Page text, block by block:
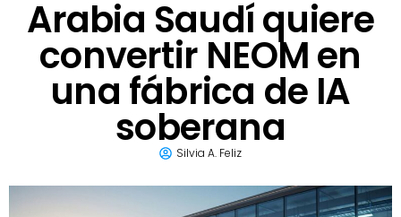
Arabia Saudí quiere
convertir NEOM en
una fábrica de IA
soberana
Silvia A. Feliz